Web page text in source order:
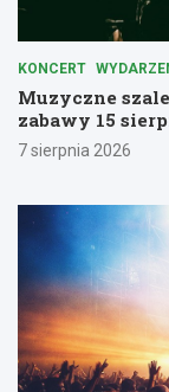
KONCERT
Muzyczne
zabawy 15
7 sierpnia 2026